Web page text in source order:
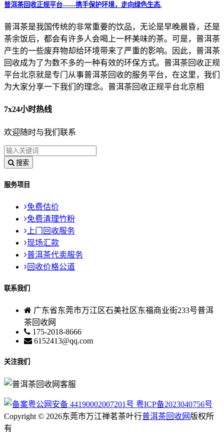
普洱茶回收正规平台——携手保护环境，走向绿色生态.
普洱茶是我国传统的非常重要的饮品，无论是早晚晨昏，还是
茶余饭后，都会有许多人会喝上一杯美味的茶。可是，普洱茶
产生的一些废弃物却给环境带来了严重的影响。因此，普洱茶
回收成为了为数不多的一种有效的环保方式。普洱茶回收正规
平台北京就是专门从事普洱茶回收的服务平台，在这里，我们
为大家分享一下我们的理念。普洱茶回收正规平台北京相
7x24小时热线
欢迎随时与我们联系
搜索
服务项目
免费估价
免费清理竹粉
上门回收服务
现场汇款
普洱茶代卖服务
回收价格公道
联系我们
广东省东莞市万江区石美社区东福商业街233号普洱
茶回收网
175-2018-8666
6152413@qq.com
关注我们
粤公网安备 44190002007201号 粤ICP备2023040756号
Copyright © 2026东莞市万江禅茗茶叶行普洱茶回收网 版权所
有